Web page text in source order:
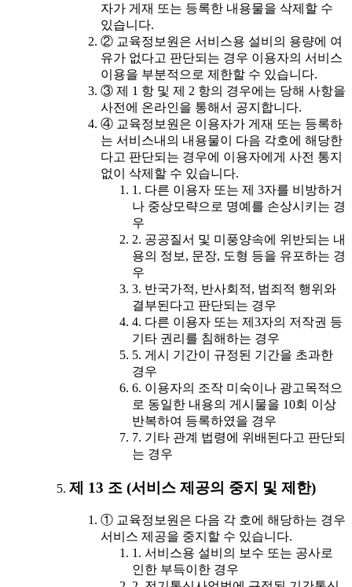
자가 게재 또는 등록한 내용물을 삭제할 수
있습니다.
② 교육정보원은 서비스용 설비의 용량에 여
유가 없다고 판단되는 경우 이용자의 서비스
이용을 부분적으로 제한할 수 있습니다.
③ 제 1 항 및 제 2 항의 경우에는 당해 사항을
사전에 온라인을 통해서 공지합니다.
④ 교육정보원은 이용자가 게재 또는 등록하
는 서비스내의 내용물이 다음 각호에 해당한
다고 판단되는 경우에 이용자에게 사전 통지
없이 삭제할 수 있습니다.
1. 다른 이용자 또는 제 3자를 비방하거
나 중상모략으로 명예를 손상시키는 경
우
2. 공공질서 및 미풍양속에 위반되는 내
용의 정보, 문장, 도형 등을 유포하는 경
우
3. 반국가적, 반사회적, 범죄적 행위와
결부된다고 판단되는 경우
4. 다른 이용자 또는 제3자의 저작권 등
기타 권리를 침해하는 경우
5. 게시 기간이 규정된 기간을 초과한
경우
6. 이용자의 조작 미숙이나 광고목적으
로 동일한 내용의 게시물을 10회 이상
반복하여 등록하였을 경우
7. 기타 관계 법령에 위배된다고 판단되
는 경우
제 13 조 (서비스 제공의 중지 및 제한)
① 교육정보원은 다음 각 호에 해당하는 경우
서비스 제공을 중지할 수 있습니다.
1. 서비스용 설비의 보수 또는 공사로
인한 부득이한 경우